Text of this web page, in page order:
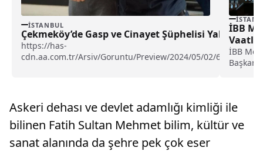
İSTANBUL
Çekmeköy’de Gasp ve Cinayet Şüphelisi Yakalandı
https://has-
cdn.aa.com.tr/Arsiv/Goruntu/Preview/2024/05/02/63663271/
Asayiş Şube Müdürlüğü Cinayet Büro Amirliği ekipleri, 4
İBB
İBB
Askeri dehası ve devlet adamlığı kimliği ile
bilinen Fatih Sultan Mehmet bilim, kültür ve
sanat alanında da şehre pek çok eser